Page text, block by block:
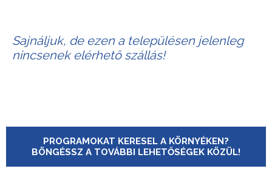
Sajnáljuk, de ezen a településen jelenleg
nincsenek elérhető szállás!
PROGRAMOKAT KERESEL A KÖRNYÉKEN?
BÖNGÉSSZ A TOVÁBBI LEHETŐSÉGEK KÖZÜL!